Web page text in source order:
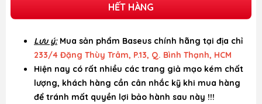
HẾT HÀNG
Lưu ý: Mua sản phẩm Baseus chính hãng tại địa chỉ
233/4 Đặng Thùy Trâm, P.13, Q. Bình Thạnh, HCM
Hiện nay có rất nhiều các trang giả mạo kém chất
lượng, khách hàng cần cân nhắc kỹ khi mua hàng
để tránh mất quyền lợi bảo hành sau này !!!